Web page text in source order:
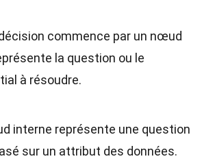
commence par un nœud
la question ou le
à résoudre.
interne représente une question
sur un attribut des données.